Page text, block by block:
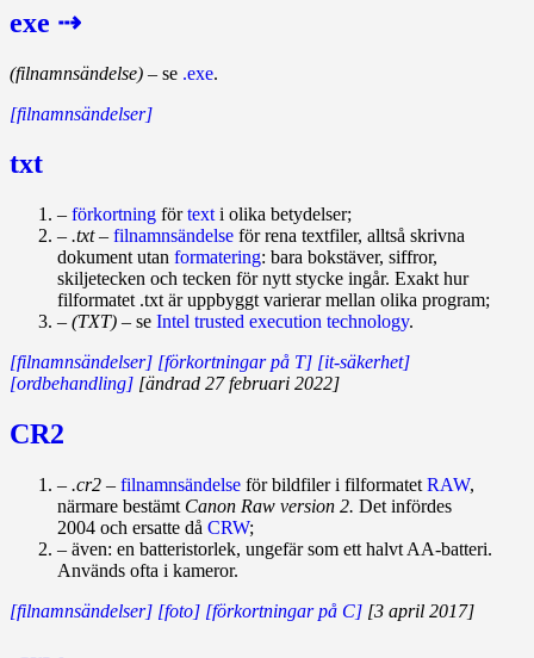
exe ⇢
(filnamnsändelse) – se .exe.
[filnamnsändelser]
txt
– förkortning förtext i olika betydelser;
– .txt– filnamnsändelse för rena textfiler, alltså skrivna
dokument utan formatering: bara bokstäver, siffror,
skiljetecken och tecken för nytt stycke ingår. Exakt hur
filformatet .txt är uppbyggt varierar mellan olika program;
– (TXT) – se Intel trusted execution technology.
[filnamnsändelser] [förkortningar på T] [it-säkerhet]
[ordbehandling] [ändrad 27 februari 2022]
CR2
– .cr2 – filnamnsändelse för bildfiler i filformatet RAW,
närmare bestämt Canon Raw version 2. Det infördes
2004 och ersatte då CRW;
– även: en batteristorlek, ungefär som ett halvt AA‑batteri.
Används ofta i kameror.
[filnamnsändelser] [foto] [förkortningar på C] [3 april 2017]